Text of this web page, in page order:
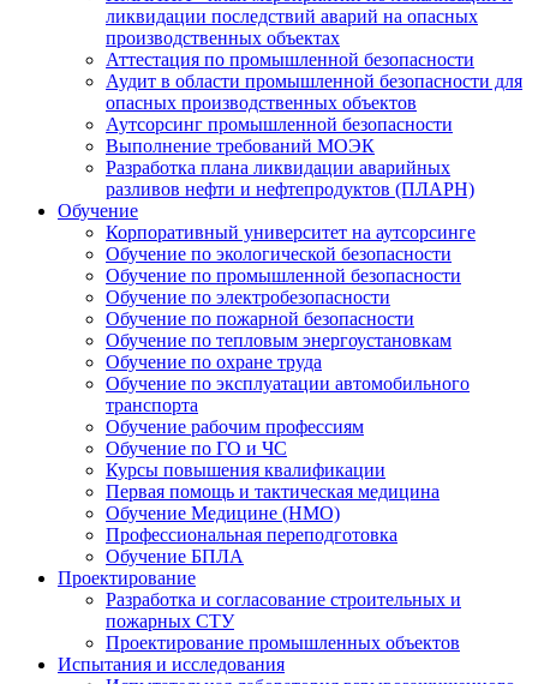
ликвидации последствий аварий на опасных
производственных объектах
Аттестация по промышленной безопасности
Аудит в области промышленной безопасности для
опасных производственных объектов
Аутсорсинг промышленной безопасности
Выполнение требований МОЭК
Разработка плана ликвидации аварийных
разливов нефти и нефтепродуктов (ПЛАРН)
Обучение
Корпоративный университет на аутсорсинге
Обучение по экологической безопасности
Обучение по промышленной безопасности
Обучение по электробезопасности
Обучение по пожарной безопасности
Обучение по тепловым энергоустановкам
Обучение по охране труда
Обучение по эксплуатации автомобильного
транспорта
Обучение рабочим профессиям
Обучение по ГО и ЧС
Курсы повышения квалификации
Первая помощь и тактическая медицина
Обучение Медицине (НМО)
Профессиональная переподготовка
Обучение БПЛА
Проектирование
Разработка и согласование строительных и
пожарных СТУ
Проектирование промышленных объектов
Испытания и исследования